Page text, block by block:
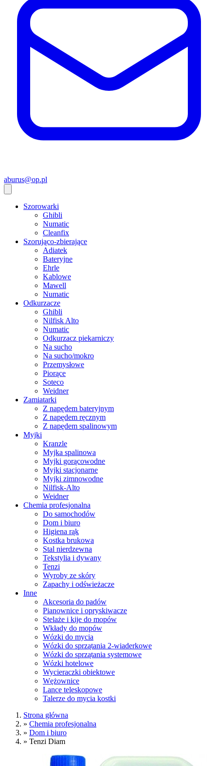
aburus@op.pl
Szorowarki
Ghibli
Numatic
Cleanfix
Szorująco-zbierające
Adiatek
Bateryjne
Ehrle
Kablowe
Mawell
Numatic
Odkurzacze
Ghibli
Nilfisk Alto
Numatic
Odkurzacz piekarniczy
Na sucho
Na sucho/mokro
Przemysłowe
Piorące
Soteco
Weidner
Zamiatarki
Z napędem bateryjnym
Z napędem ręcznym
Z napędem spalinowym
Myjki
Kranzle
Myjka spalinowa
Myjki gorącowodne
Myjki stacjonarne
Myjki zimnowodne
Nilfisk-Alto
Weidner
Chemia profesjonalna
Do samochodów
Dom i biuro
Higiena rąk
Kostka brukowa
Stal nierdzewna
Tekstylia i dywany
Tenzi
Wyroby ze skóry
Zapachy i odświeżacze
Inne
Akcesoria do padów
Pianownice i opryskiwacze
Stelaże i kije do mopów
Wkłady do mopów
Wózki do mycia
Wózki do sprzątania 2-wiaderkowe
Wózki do sprzątania systemowe
Wózki hotelowe
Wycieraczki obiektowe
Wężownice
Lance teleskopowe
Talerze do mycia kostki
Strona główna
» Chemia profesjonalna
» Dom i biuro
» Tenzi Diam